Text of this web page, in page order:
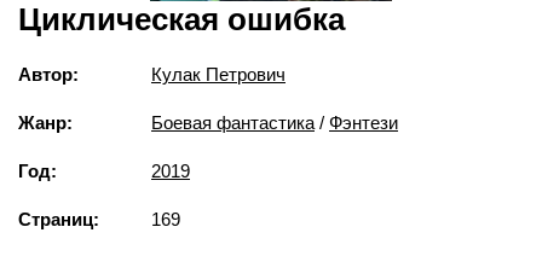
Циклическая ошибка
Автор: Кулак Петрович
Жанр: Боевая фантастика/ Фэнтези
Год: 2019
Страниц: 169